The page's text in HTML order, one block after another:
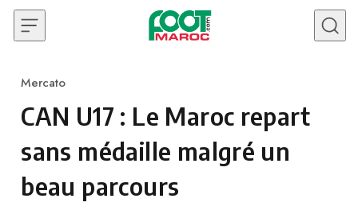
Skip to content
Category
Mercato
CAN U17 : Le Maroc repart
sans médaille malgré un
beau parcours